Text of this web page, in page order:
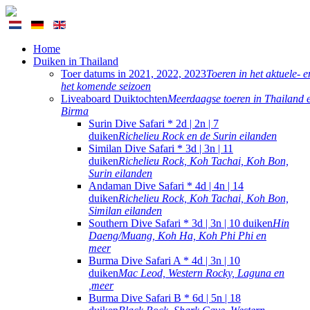
Home
Duiken in Thailand
Toer datums in 2021, 2022, 2023Toeren in het aktuele-
het komende seizoen
Liveaboard DuiktochtenMeerdaagse toeren in Thailand
Birma
Surin Dive Safari * 2d | 2n | 7
duikenRichelieu Rock en de Surin eilanden
Similan Dive Safari * 3d | 3n | 11
duikenRichelieu Rock, Koh Tachai, Koh Bon,
Surin eilanden
Andaman Dive Safari * 4d | 4n | 14
duikenRichelieu Rock, Koh Tachai, Koh Bon,
Similan eilanden
Southern Dive Safari * 3d | 3n | 10 duikenHin
Daeng/Muang, Koh Ha, Koh Phi Phi en
meer
Burma Dive Safari A * 4d | 3n | 10
duikenMac Leod, Western Rocky, Laguna en
,meer
Burma Dive Safari B * 6d | 5n | 18